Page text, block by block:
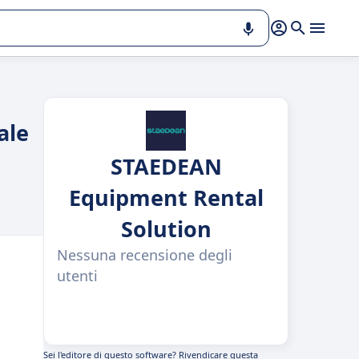
STAEDEAN
Equipment Rental
Solution
Nessuna recensione degli
utenti
Sei l'editore di questo software? Rivendicare questa